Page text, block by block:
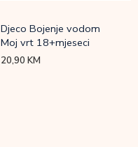
Djeco Bojenje vodom
Moj vrt 18+mjeseci
20,90KM